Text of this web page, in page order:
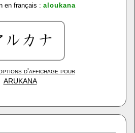
en français : aloukana
d'affichage pour
ARUKANA